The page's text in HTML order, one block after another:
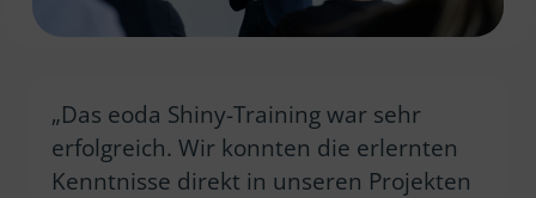
„Das eoda Shiny-Training war sehr
erfolgreich. Wir konnten die erlernten
Kenntnisse direkt in unseren Projekten